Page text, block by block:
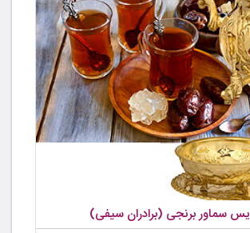
سماور برنجی (برادران سیفی)